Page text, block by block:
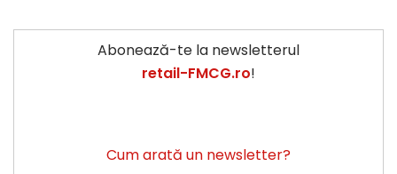
Abonează-te la newsletterul
retail-FMCG.ro!
Cum arată un newsletter?